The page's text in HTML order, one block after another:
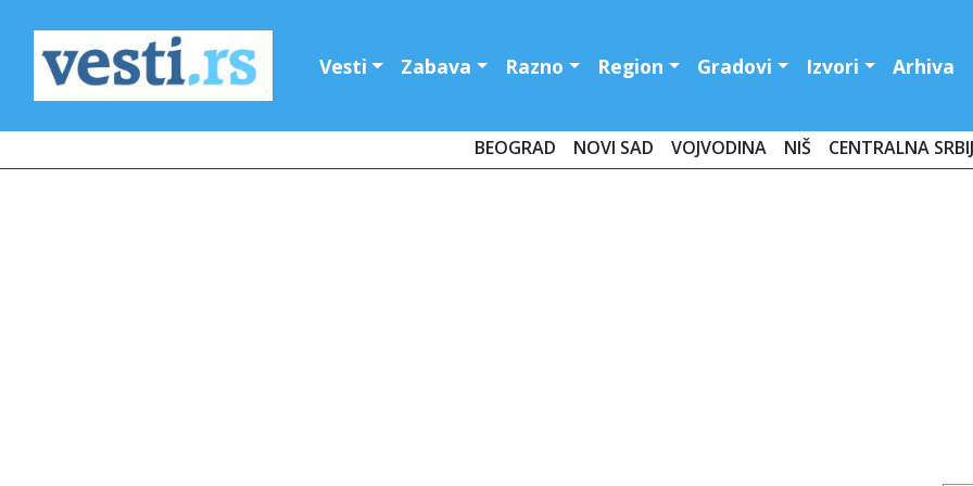
Vesti Zabava Razno Region Gradovi Izvori Arhiva
BEOGRAD NOVI SAD VOJVODINA NIŠ CENTRALNA